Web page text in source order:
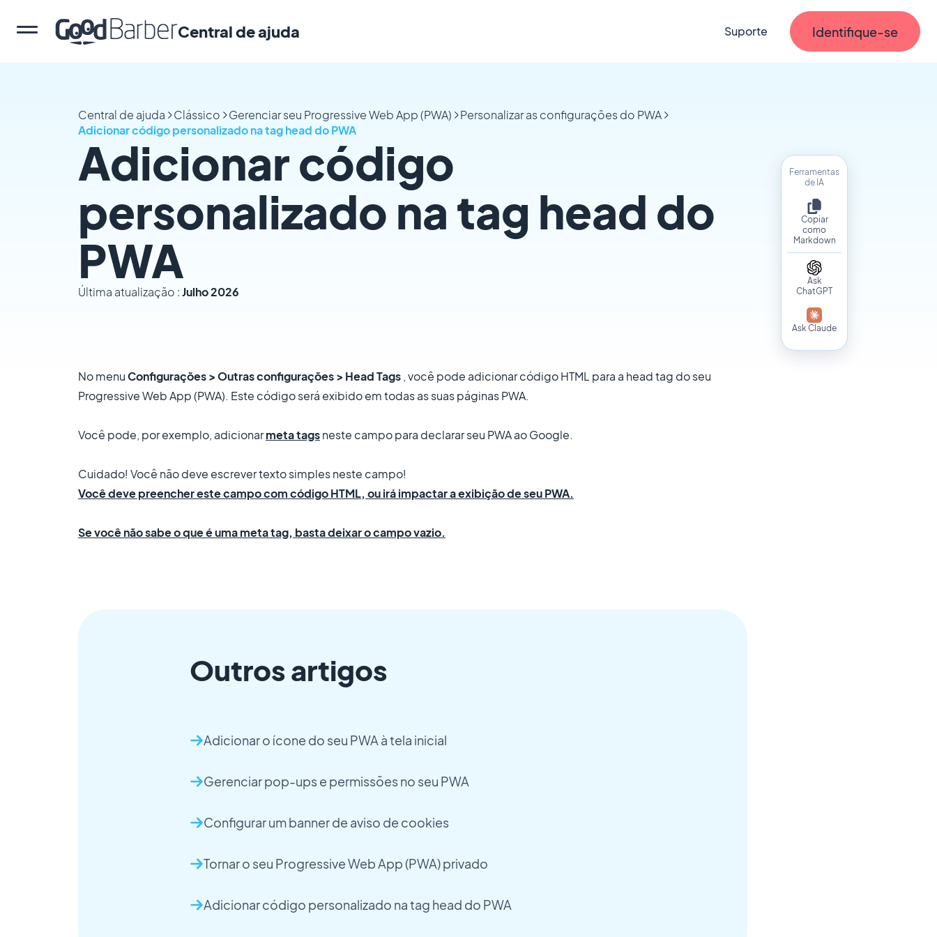
Central de ajuda Suporte Identifique-se
Ferramentas
de IA
Copiar
como
Markdown
Ask
ChatGPT
Ask Claude
Central de ajuda Clássico Gerenciar seu Progressive Web App (PWA)
Personalizar as configurações do PWA
Adicionar código personalizado na tag head do PWA
Adicionar código
personalizado na tag head do
PWA
Última atualização :Julho 2026
No menuConfigurações > Outras configurações > Head Tags, você pode adicionar código HTML para a head tag do seu
Progressive Web App (PWA). Este código será exibido em todas as suas páginas PWA.
Você pode, por exemplo, adicionarmetatagsneste campo para declarar seu PWA ao Google.
Cuidado! Você não deve escrever texto simples neste campo!
Você deve preencher este campo com código HTML, ou irá impactar a exibição de seu PWA.
Se você não sabe o que é uma meta tag, basta deixar o campo vazio.
Outros artigos
Adicionar o ícone do seu PWA à tela inicial
Gerenciar pop-ups e permissões no seu PWA
Configurar um banner de aviso de cookies
Tornar o seu Progressive Web App (PWA) privado
Adicionar código personalizado na tag head do PWA